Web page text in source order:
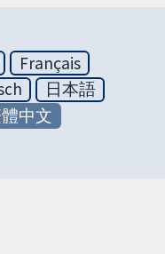
Français
日本語
中文